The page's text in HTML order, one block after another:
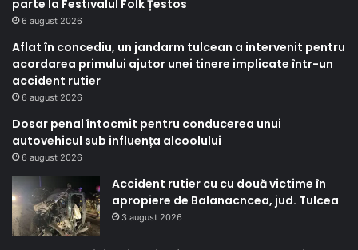
parte la Festivalul Folk Țestos
6 august 2026
Aflat în concediu, un jandarm tulcean a intervenit pentru
acordarea primului ajutor unei tinere implicate într-un
accident rutier
6 august 2026
Dosar penal întocmit pentru conducerea unui
autovehicul sub influența alcoolului
6 august 2026
Accident rutier cu cu două victime în
apropiere de Balanacncea, jud. Tulcea
3 august 2026